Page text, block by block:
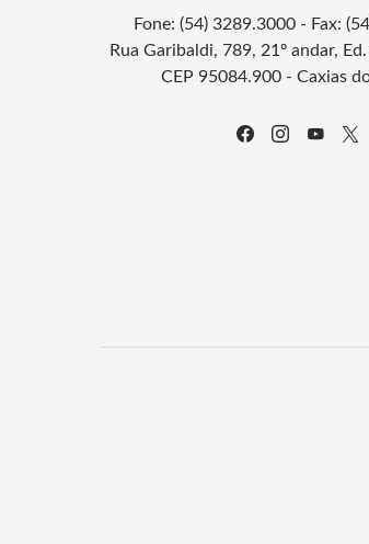
Fone: (54) 3289.3000 - Fax:
Rua Garibaldi, 789, 21º andar,
CEP 95084.900 - Caxias